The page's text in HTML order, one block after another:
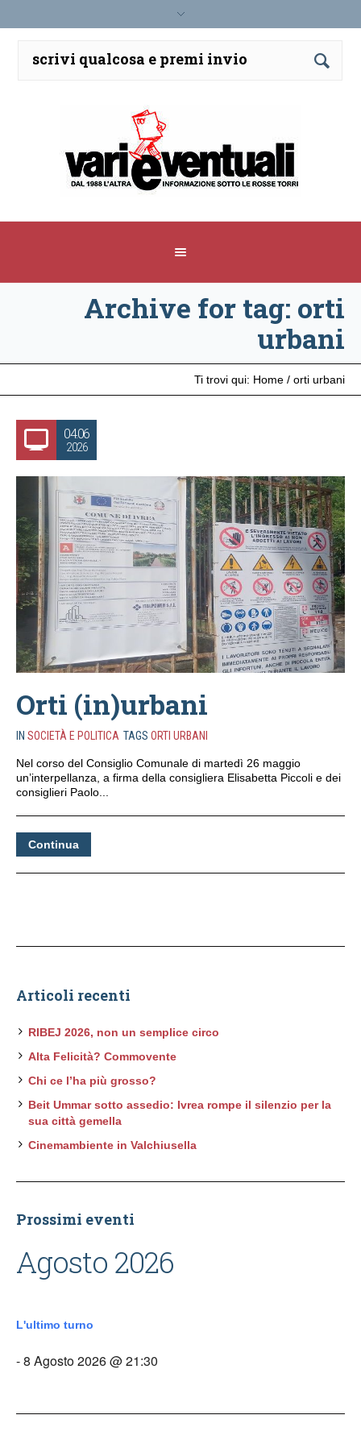
Archive for tag: orti
urbani
Ti trovi qui: Home / orti urbani
04.06
2026
Orti (in)urbani
IN SOCIETÀ E POLITICA TAGS ORTI URBANI
Nel corso del Consiglio Comunale di martedì 26 maggio
un’interpellanza, a firma della consigliera Elisabetta Piccoli e dei
consiglieri Paolo...
Continua
Articoli recenti
RIBEJ 2026, non un semplice circo
Alta Felicità? Commovente
Chi ce l’ha più grosso?
Beit Ummar sotto assedio: Ivrea rompe il silenzio per la
sua città gemella
Cinemambiente in Valchiusella
Prossimi eventi
Agosto 2026
L'ultimo turno
- 8 Agosto 2026 @ 21:30